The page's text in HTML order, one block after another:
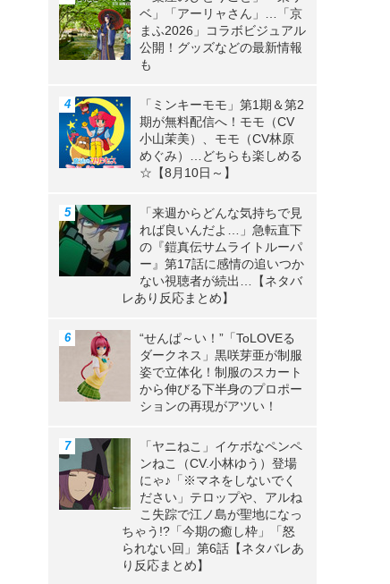
ベ」「アーリャさん」…「京
まふ2026」コラボビジュアル
公開！グッズなどの最新情報
も
「ミンキーモモ」第1期＆第2
期が無料配信へ！モモ（CV
小山茉美）、モモ（CV林原
めぐみ）…どちらも楽しめる
☆【8月10日～】
「来週からどんな気持ちで見
れば良いんだよ…」急転直下
の『鎧真伝サムライトルーパ
ー』第17話に感情の追いつか
ない視聴者が続出…【ネタバ
レあり反応まとめ】
“せんぱ～い！”「ToLOVEる
ダークネス」黒咲芽亜が制服
姿で立体化！制服のスカート
から伸びる下半身のプロポー
ションの再現がアツい！
「ヤニねこ」イケボなペンペ
ンねこ（CV.小林ゆう）登場
にゃ♪「※マネをしないでく
ださい」テロップや、アルね
こ失踪で江ノ島が聖地になっ
ちゃう!?「今期の癒し枠」「怒
られない回」第6話【ネタバレあ
り反応まとめ】